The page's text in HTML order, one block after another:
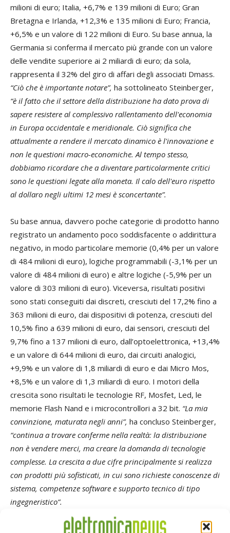
milioni di euro; Italia, +6,7% e 139 milioni di Euro; Gran
Bretagna e Irlanda, +12,3% e 135 milioni di Euro; Francia,
+6,5% e un valore di 122 milioni di Euro. Su base annua, la
Germania si conferma il mercato più grande con un valore
delle vendite superiore ai 2 miliardi di euro; da sola,
rappresenta il 32% del giro di affari degli associati Dmass.
“Ciò che è importante notare”, ha sottolineato Steinberger,
“è il fatto che il settore della distribuzione ha dato prova di
sapere resistere al complessivo rallentamento dell'economia
in Europa occidentale e meridionale. Ciò significa che
attualmente a rendere il mercato dinamico è l'innovazione e
non le questioni macro-economiche. Al tempo stesso,
dobbiamo ricordare che a diventare particolarmente critici
sono le questioni legate alla moneta. Il calo dell'euro rispetto
al dollaro negli ultimi 12 mesi è sconcertante”.
Su base annua, davvero poche categorie di prodotto hanno
registrato un andamento poco soddisfacente o addirittura
negativo, in modo particolare memorie (0,4% per un valore
di 484 milioni di euro), logiche programmabili (-3,1% per un
valore di 484 milioni di euro) e altre logiche (-5,9% per un
valore di 303 milioni di euro). Viceversa, risultati positivi
sono stati conseguiti dai discreti, cresciuti del 17,2% fino a
363 milioni di euro, dai dispositivi di potenza, cresciuti del
10,5% fino a 639 milioni di euro, dai sensori, cresciuti del
9,7% fino a 137 milioni di euro, dall’optoelettronica, +13,4%
e un valore di 644 milioni di euro, dai circuiti analogici,
+9,9% e un valore di 1,8 miliardi di euro e dai Micro Mos,
+8,5% e un valore di 1,3 miliardi di euro. I motori della
crescita sono risultati le tecnologie RF, Mosfet, Led, le
memorie Flash Nand e i microcontrollori a 32 bit. “La mia
convinzione, maturata negli anni”, ha concluso Steinberger,
“continua a trovare conferme nella realtà: la distribuzione
non è vendere merci, ma creare la domanda di tecnologie
complesse. La crescita a due cifre principalmente si realizza
con prodotti più sofisticati, in cui sono richieste conoscenze di
sistema, competenze software e supporto tecnico di tipo
ingegneristico”.